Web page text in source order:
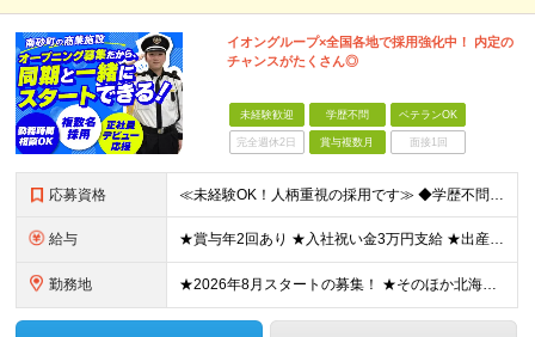
イオングループ×全国各地で採用強化中！ 内定の
チャンスがたくさん◎
未経験歓迎 学歴不問 ベテランOK
完全週休2日 賞与複数月 面接1回
応募資格 ≪未経験OK！人柄重視の採用です≫ ◆学歴不問 ◆経歴不問 ◆正社員デビューOK ◆ブランクありOK ◆転職回数が多くてもOK ------------- ☆面接用のスーツをお持ちでなくても大丈夫！
給与 ★賞与年2回あり ★入社祝い金3万円支給 ★出産祝い金や育児支援金などの手当も充実！ ≪給与モデル≫ 【東京】基本給27万2780円/月給＋時間外手当（25h） 【愛知】基本給25万4990円/月給
勤務地 ★2026年8月スタートの募集！ ★そのほか北海道から九州まで各拠点でも採用実施中 --------------------- ▽下記の勤務地にて積極採用中！ 東京都江東区南砂6丁目 ┗【最寄り駅】東